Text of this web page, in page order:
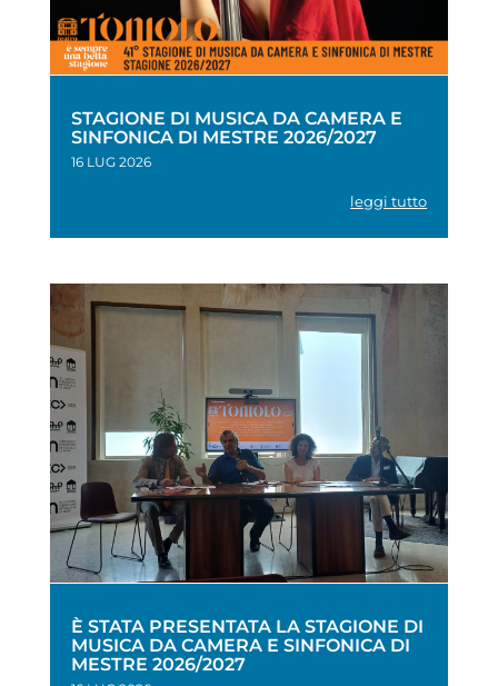
STAGIONE DI MUSICA DA CAMERA E
SINFONICA DI MESTRE 2026/2027
16 LUG 2026
leggi tutto
È STATA PRESENTATA LA STAGIONE DI
MUSICA DA CAMERA E SINFONICA DI
MESTRE 2026/2027